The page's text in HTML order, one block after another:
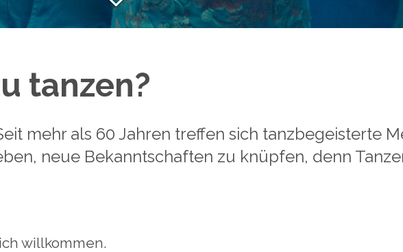
tanzen?
mehr als 60 Jahren treffen sich tanzbegeisterte
neue Bekanntschaften zu knüpfen, denn
willkommen.